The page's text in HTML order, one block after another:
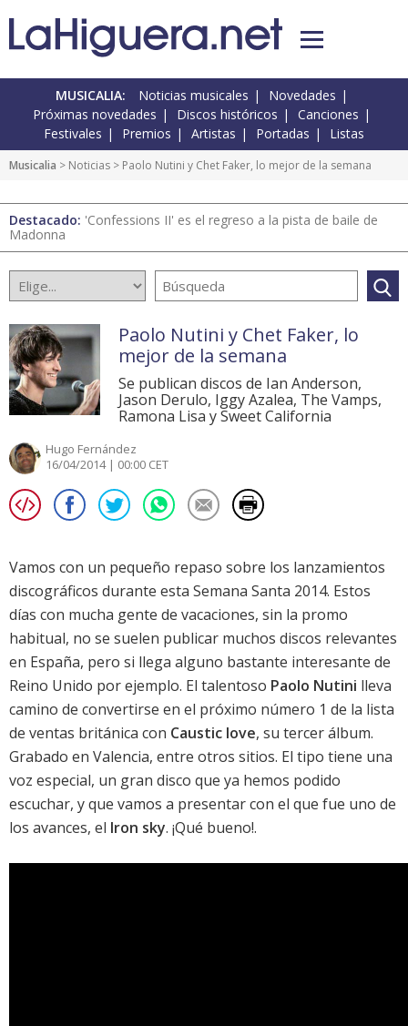
MUSICALIA: Noticias musicales
Novedades
Próximas novedades
Discos históricos
Canciones
Festivales
Premios Artistas Portadas Listas
Musicalia > Noticias > Paolo Nutini y Chet Faker, lo mejor de la semana
Destacado: 'Confessions II' es el regreso a la pista de baile de
Madonna
Paolo Nutini y Chet Faker, lo
mejor de la semana
Se publican discos de Ian Anderson,
Jason Derulo, Iggy Azalea, The Vamps,
Ramona Lisa y Sweet California
Hugo Fernández
16/04/2014 | 00:00 CET
Vamos con un pequeño repaso sobre los lanzamientos
discográficos durante esta Semana Santa 2014. Estos
días con mucha gente de vacaciones, sin la promo
habitual, no se suelen publicar muchos discos relevantes
en España, pero si llega alguno bastante interesante de
Reino Unido por ejemplo. El talentoso Paolo Nutini lleva
camino de convertirse en el próximo número 1 de la lista
de ventas británica con Caustic love, su tercer álbum.
Grabado en Valencia, entre otros sitios. El tipo tiene una
voz especial, un gran disco que ya hemos podido
escuchar, y que vamos a presentar con el que fue uno de
los avances, el Iron sky. ¡Qué bueno!.